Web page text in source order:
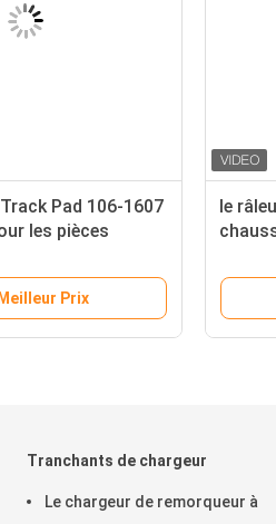
Pad 106-1607
les pièces
Meilleur Prix
le
Tranchants de chargeur
Le chargeur de remorqueur à